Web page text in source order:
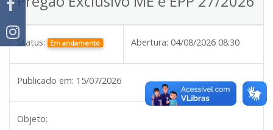
Status: Em andamento Abertura: 04/08/2026 08:30
Publicado em: 15/07/2026
Objeto: